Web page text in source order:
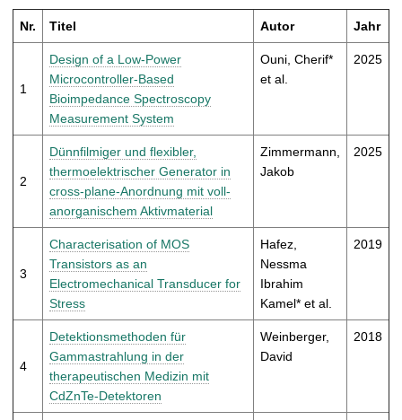
u
f
Nr. Titel Autor Jahr
1
Design of a Low-Power
Microcontroller-Based
Bioimpedance Spectroscopy
Measurement System
Ouni, Cherif*
et al.
2025
2
Dünnfilmiger und flexibler,
thermoelektrischer Generator in
cross-plane-Anordnung mit voll-
anorganischem Aktivmaterial
Zimmermann,
Jakob
2025
3
Characterisation of MOS
Transistors as an
Electromechanical Transducer for
Stress
Hafez,
Nessma
Ibrahim
Kamel* et al.
2019
4
Detektionsmethoden für
Gammastrahlung in der
therapeutischen Medizin mit
CdZnTe-Detektoren
Weinberger,
David
2018